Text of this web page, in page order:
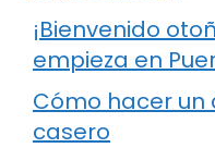
¡Bienvenido
empieza en
Cómo hacer un
casero